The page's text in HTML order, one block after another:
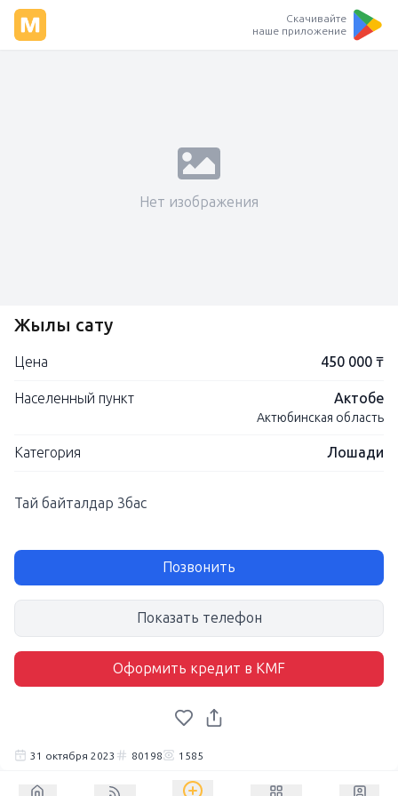
Скачивайте
наше приложение
Нет изображения
Жылқы сату
Цена 450 000 ₸
Населенный пункт Актобе
Актюбинская область
Категория Лошади
Тай байталдар 3бас
Позвонить
Показать телефон
Оформить кредит в KMF
31 октября 2023 80198 1585